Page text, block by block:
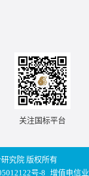
关注国标平台
究院 版权所有
号-8 增值电信业